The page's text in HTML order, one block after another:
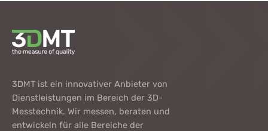
3DMT ist ein innovativer Anbieter von
Dienstleistungen im Bereich der 3D-
Messtechnik. Wir messen, beraten und
entwickeln für alle Bereiche der